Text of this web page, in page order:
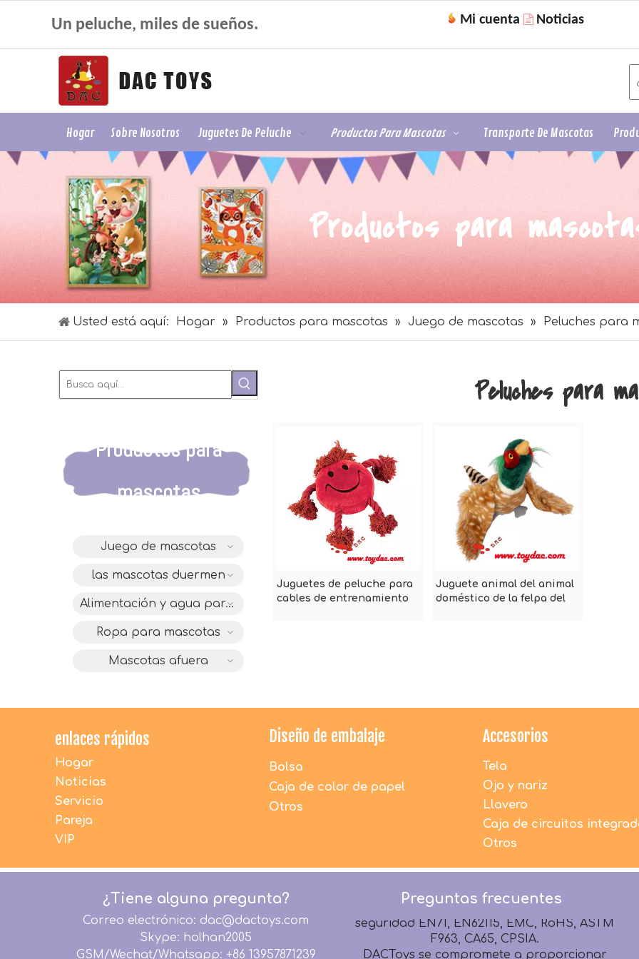
Un peluche, miles de sueños. Mi cuenta  Noticias
Hogar Sobre Nosotros Juguetes De Peluche Productos Para Mascotas Transporte De Mascotas
Productos para
Usted está aquí: Hogar » Productos para mascotas » Juego de mascotas » Peluches para
Productos para
mascotas
Juego de mascotas
las mascotas duermen
Alimentación y agua para mascotas
Ropa para mascotas
Mascotas afuera
Peluches para
Juguetes de peluche para
cables de entrenamiento
Juguete animal del animal
doméstico de la felpa del
enlaces rápidos
Hogar
Noticias
Servicio
Pareja
VIP
Diseño de embalaje
Bolsa
Caja de color de papel
Otros
Accesorios
Tela
Ojo y nariz
Llavero
Caja de circuitos
Otros
¿Tiene alguna pregunta?
Correo electrónico: dac@dactoys.com
Skype: holhan2005
GSM/Wechat/Whatsapp: +86 13957871239
Preguntas frecuentes
para los niños?
1. Todos los materiales utilizados por DACToys
son 100% nuevos y respetuosos con el medio
ambiente.
2. Todos los productos antes del embalaje son
100% inspeccionados por detectores de
3. Todos los productos se fabrican
estrictamente según los términos de
seguridad EN71, EN62115, EMC, RoHS, ASTM
F963, CA65, CPSIA.
DACToys se compromete a proporcionar
productos de peluche de alta calidad para